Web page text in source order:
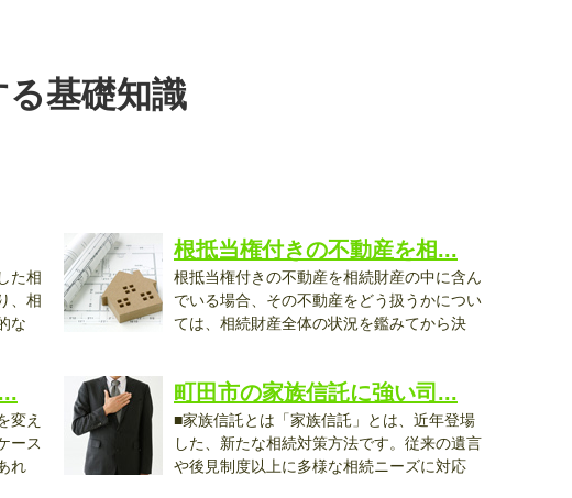
基礎知識
た相
、相
な
根抵当権付きの不動産を相...
根抵当権付きの不動産を相続財産の中に含ん
でいる場合、その不動産をどう扱うかについ
ては、相続財産全体の状況を鑑みてから決
変え
ース
れ
町田市の家族信託に強い司...
■家族信託とは「家族信託」とは、近年登場
した、新たな相続対策方法です。従来の遺言
や後見制度以上に多様な相続ニーズに対応